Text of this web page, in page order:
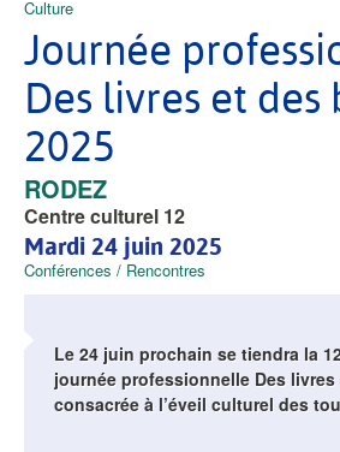
Catégorie
principale
Culture
Journée
Des livres et des
2025
VILLE
RODEZ
Centre culturel 12
Mardi 24 juin 2025
Thématique
Conférences / Rencontres
Le 24 juin prochain se tiendra la
journée professionnelle Des livres
consacrée à l’éveil culturel des